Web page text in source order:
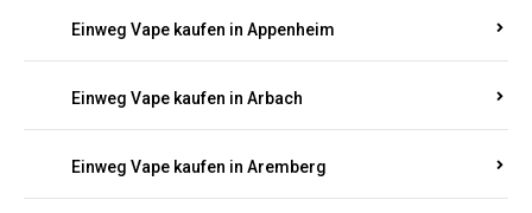
Einweg Vape kaufen in Appenheim
Einweg Vape kaufen in Arbach
Einweg Vape kaufen in Aremberg